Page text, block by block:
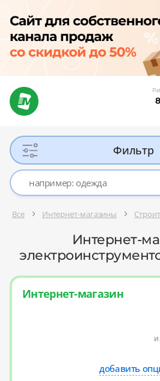
Фильтр
Все Интернет-магазины
Интернет-
Интернет-магазин
добавить